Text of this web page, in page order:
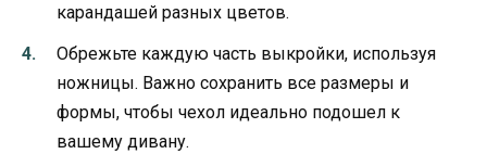
карандашей разных цветов.
Обрежьте каждую часть выкройки, используя
ножницы. Важно сохранить все размеры и
формы, чтобы чехол идеально подошел к
вашему дивану.